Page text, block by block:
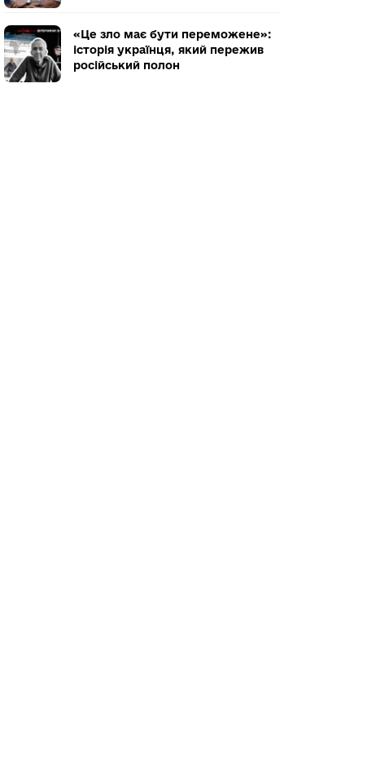
«Це зло має бути переможене»:
історія українця, який пережив
російський полон